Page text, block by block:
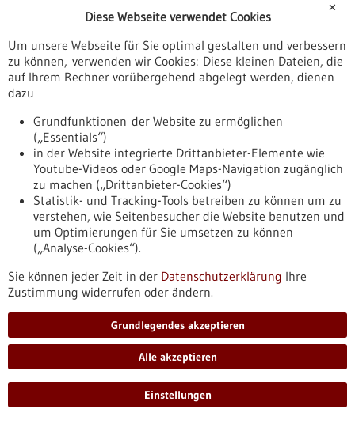
Krebsforschungszentrum (DKFZ) und der Medizinischen
Fakultät Mannheim der Universität Heidelberg untersuchten
an Mäusen, wie sich streuende Tumorzellen am Ort der
Metastasierung verhalten: Einige Krebszellen beginnen
sogleich, zur Metastase auszuwachsen. Andere dagegen
verlassen das Blutgefäß und können dann in eine lange
Ruhephase verfallen.
https://www.gesundheitsindustrie-
bw.de/fachbeitrag/pm/epigenetischer-status-entscheidet-
ueber-metastasierung
Pressemitteilung - 02.02.2024
Neuartige Immuntherapie für
fortgeschrittenes Melanom des Auges
Eine neue Immuntherapie koppelt Immunzellen direkt an
Tumorzellen. Damit können die Immunzellen die Krebszellen
gezielt vernichten, was die Überlebenszeit der Patientinnen
und Patienten mit Melanom des Auges verbessern kann. Ihre
Studienergebnisse haben die Wissenschaftlerinnen aus
Heidelberg und Paris im New England Journal of Medicine
https://www.gesundheitsindustrie-
bw.de/fachbeitrag/pm/neuartige-immuntherapie-fuer-
✕
Diese Webseite verwendet Cookies
Um unsere Webseite für Sie optimal gestalten und verbessern
zu können, verwenden wir Cookies: Diese kleinen Dateien, die
auf Ihrem Rechner vorübergehend abgelegt werden, dienen
dazu
Grundfunktionen der Website zu ermöglichen
(„Essentials“)
in der Website integrierte Drittanbieter-Elemente wie
Youtube-Videos oder Google Maps-Navigation zugänglich
zu machen („Drittanbieter-Cookies“)
Statistik- und Tracking-Tools betreiben zu können um zu
verstehen, wie Seitenbesucher die Website benutzen und
um Optimierungen für Sie umsetzen zu können
(„Analyse-Cookies“).
Sie können jeder Zeit in der Datenschutzerklärung Ihre
Zustimmung widerrufen oder ändern.
Grundlegendes akzeptieren
Alle akzeptieren
Einstellungen